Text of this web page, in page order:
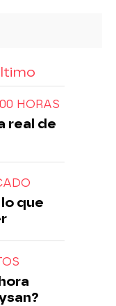
HORAS
real de
que